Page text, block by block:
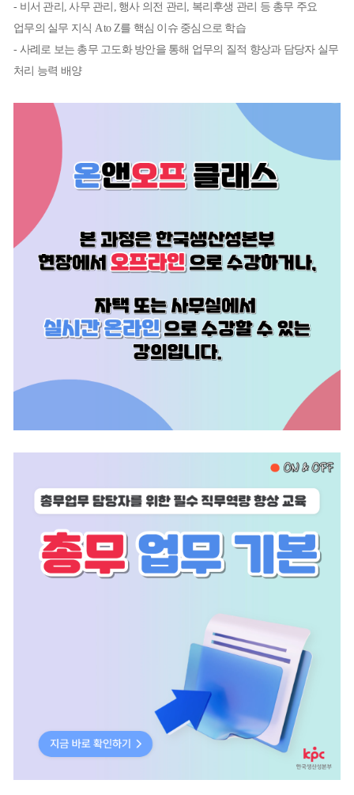
- 비서 관리, 사무 관리, 행사 의전 관리, 복리후생 관리 등 총무 주요
업무의 실무 지식 A to Z를 핵심 이슈 중심으로 학습
- 사례로 보는 총무 고도화 방안을 통해 업무의 질적 향상과 담당자 실무
처리 능력 배양